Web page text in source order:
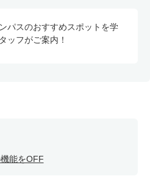
パスのおすすめスポットを学
ッフがご案内！
能をOFF